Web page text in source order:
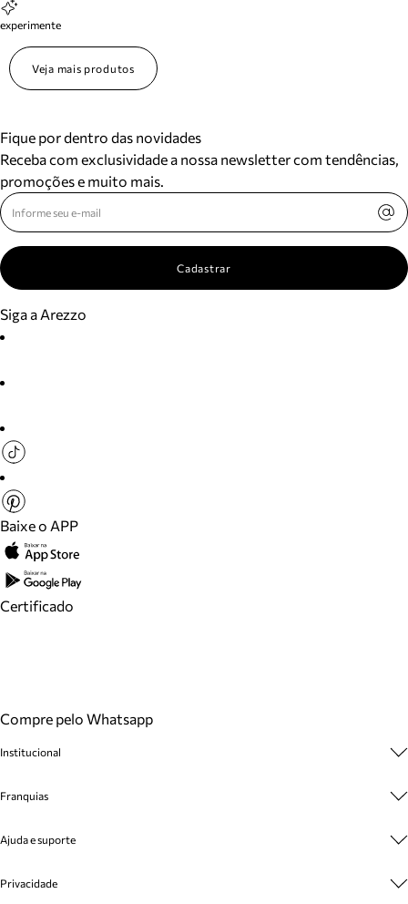
experimente
Veja mais produtos
Fique por dentro das novidades
Receba com exclusividade a nossa newsletter com tendências,
promoções e muito mais.
Cadastrar
Siga a Arezzo
Baixe o APP
Certificado
Compre pelo Whatsapp
Institucional
Cashback
Venda Corporativa
Mapa do Site
Franquias
Plano de Negócio
Ajuda e suporte
Cadastro
Privacidade